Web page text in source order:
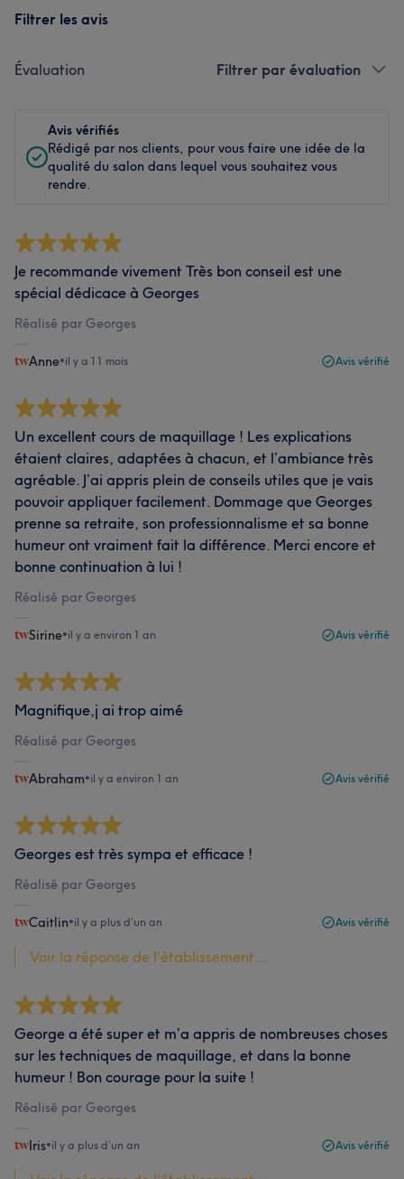
Filtrer les avis
Évaluation Filtrer par évaluation
Avis vérifiés
Rédigé par nos clients, pour vous faire une idée de la
qualité du salon dans lequel vous souhaitez vous
rendre.
Je recommande vivement Très bon conseil est une
spécial dédicace à Georges
Réalisé par Georges
Anne•il y a 11 mois Avis vérifié
Un excellent cours de maquillage ! Les explications
étaient claires, adaptées à chacun, et l’ambiance très
agréable. J’ai appris plein de conseils utiles que je vais
pouvoir appliquer facilement. Dommage que Georges
prenne sa retraite, son professionnalisme et sa bonne
humeur ont vraiment fait la différence. Merci encore et
bonne continuation à lui !
Réalisé par Georges
Sirine•il y a environ 1 an Avis vérifié
Magnifique,j ai trop aimé
Réalisé par Georges
Abraham•il y a environ 1 an Avis vérifié
Georges est très sympa et efficace !
Réalisé par Georges
Caitlin•il y a plus d’un an Avis vérifié
Voir la réponse de l'établissement...
George a été super et m’a appris de nombreuses choses
sur les techniques de maquillage, et dans la bonne
humeur ! Bon courage pour la suite !
Réalisé par Georges
Iris•il y a plus d’un an Avis vérifié